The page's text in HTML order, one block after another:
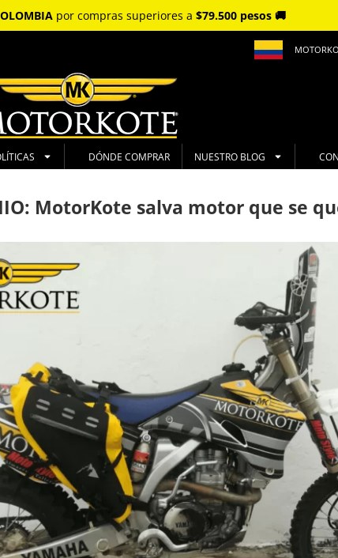
por compras superiores a $79.500 pesos 🚚
DÓNDE COMPRAR NUESTRO BLOG
MotorKote salva motor que se